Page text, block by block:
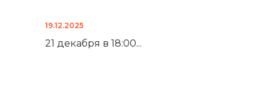
19.12.2025
21 декабря в 18:00...